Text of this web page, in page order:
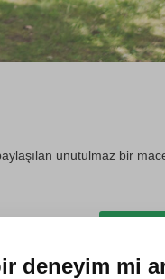
unutulmaz bir
deneyim mi